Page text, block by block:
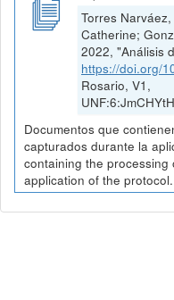
Torres
Catherine;
2022, "Análisis
https://doi.org/
Rosario, V1,
Documentos que
capturados durante la
containing the
application of the protocol.